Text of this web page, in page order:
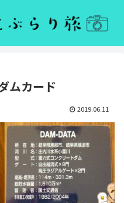
ムカード
2019.06.11